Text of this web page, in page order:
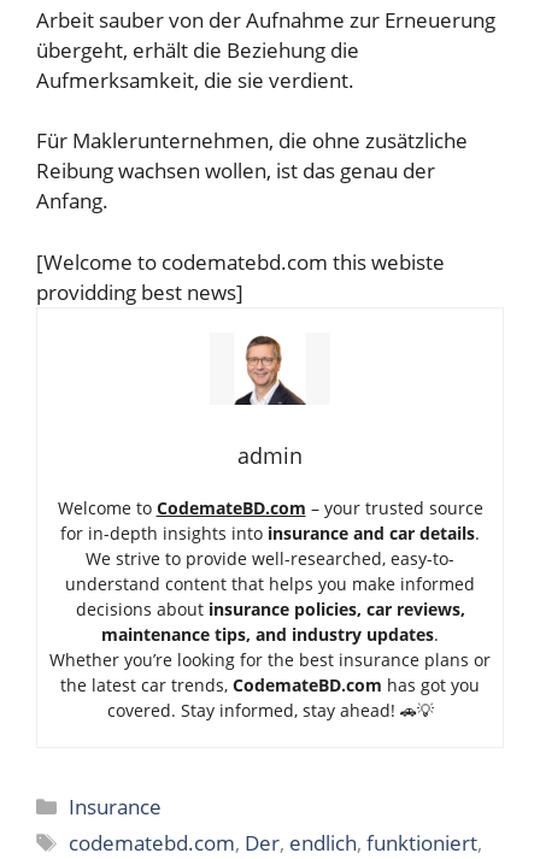
Arbeit sauber von der Aufnahme zur Erneuerung
übergeht, erhält die Beziehung die
Aufmerksamkeit, die sie verdient.
Für Maklerunternehmen, die ohne zusätzliche
Reibung wachsen wollen, ist das genau der
Anfang.
[Welcome to codematebd.com this webiste
providding best news]
admin
Welcome to CodemateBD.com – your trusted source
for in-depth insights into insurance and car details.
We strive to provide well-researched, easy-to-
understand content that helps you make informed
decisions about insurance policies, car reviews,
maintenance tips, and industry updates.
Whether you’re looking for the best insurance plans or
the latest car trends, CodemateBD.com has got you
covered. Stay informed, stay ahead! 🚗💡
Categories
Insurance
Tags
codematebd.com, Der, endlich,funktioniert,